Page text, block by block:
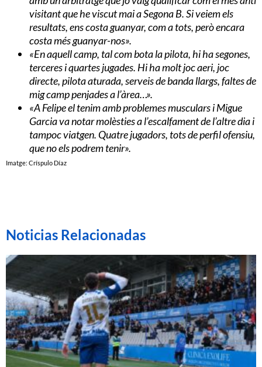
visitant que he viscut mai a Segona B. Si veiem els
resultats, ens costa guanyar, com a tots, però encara
costa més guanyar-nos».
«En aquell camp, tal com bota la pilota, hi ha segones,
terceres i quartes jugades. Hi ha molt joc aeri, joc
directe, pilota aturada, serveis de banda llargs, faltes de
mig camp penjades a l’àrea…».
«A Felipe el tenim amb problemes musculars i Migue
Garcia va notar molèsties a l’escalfament de l’altre dia i
tampoc viatgen. Quatre jugadors, tots de perfil ofensiu,
que no els podrem tenir».
Imatge: Críspulo Díaz
Noticias Relacionadas